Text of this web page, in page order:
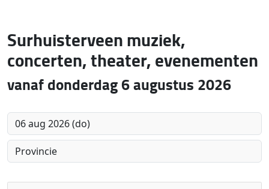
Surhuisterveen muziek,
concerten, theater, evenementen
vanaf donderdag 6 augustus 2026